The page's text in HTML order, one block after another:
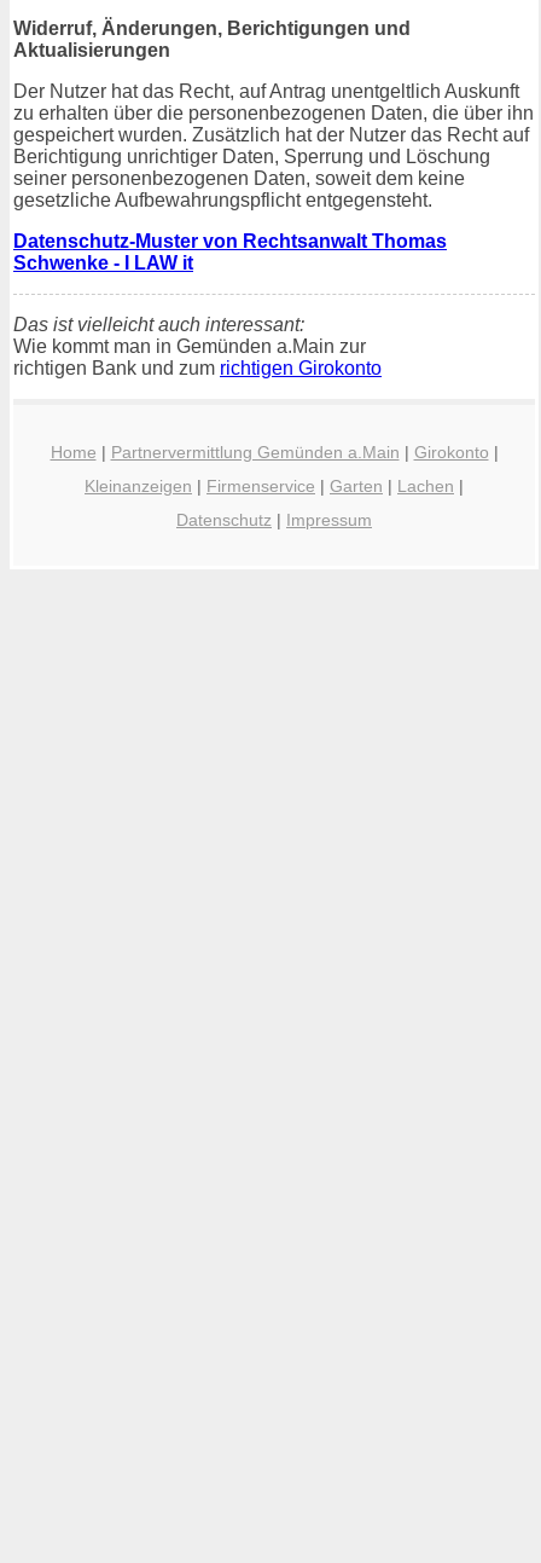
Widerruf, Änderungen, Berichtigungen und
Aktualisierungen
Der Nutzer hat das Recht, auf Antrag unentgeltlich Auskunft
zu erhalten über die personenbezogenen Daten, die über ihn
gespeichert wurden. Zusätzlich hat der Nutzer das Recht auf
Berichtigung unrichtiger Daten, Sperrung und Löschung
seiner personenbezogenen Daten, soweit dem keine
gesetzliche Aufbewahrungspflicht entgegensteht.
Datenschutz-Muster von Rechtsanwalt Thomas
Schwenke - I LAW it
Das ist vielleicht auch interessant:
Wie kommt man in Gemünden a.Main zur
richtigen Bank und zum richtigen Girokonto
Home | Partnervermittlung Gemünden a.Main | Girokonto |
Kleinanzeigen | Firmenservice | Garten | Lachen |
Datenschutz | Impressum